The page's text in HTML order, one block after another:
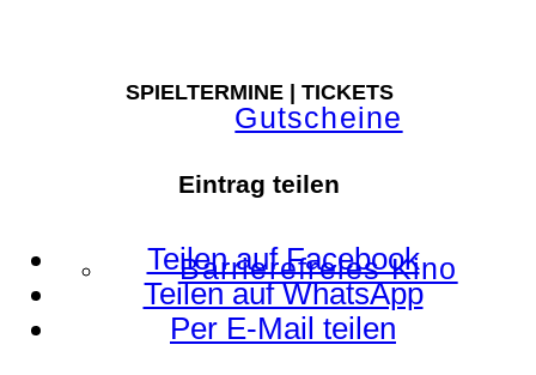
Gutscheine
Barrierefreies Kino
SPIELTERMINE | TICKETS
Eintrag teilen
Teilen auf Facebook
Teilen auf WhatsApp
Per E-Mail teilen